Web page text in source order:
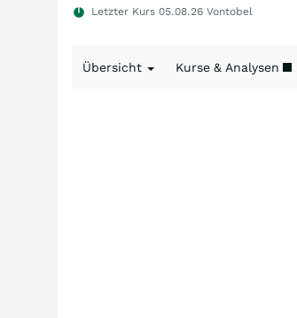
Letzter Kurs 05.08.26 Vontobel
Übersicht Kurse & Analysen